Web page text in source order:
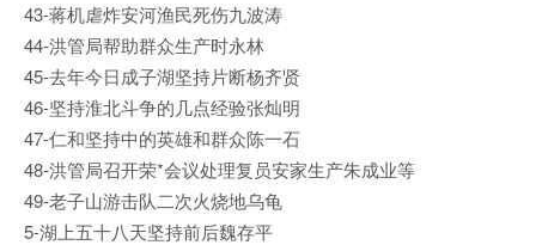
43-蒋机虐炸安河渔民死伤九波涛
44-洪管局帮助群众生产时永林
45-去年今日成子湖坚持片断杨齐贤
46-坚持淮北斗争的几点经验张灿明
47-仁和坚持中的英雄和群众陈一石
48-洪管局召开荣*会议处理复员安家生产朱成业等
49-老子山游击队二次火烧地乌龟
5-湖上五十八天坚持前后魏存平